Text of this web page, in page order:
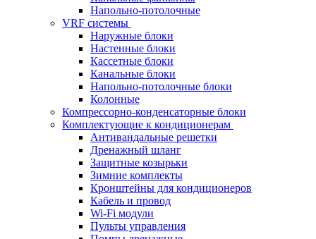
Напольно-потолочные
VRF системы
Наружные блоки
Настенные блоки
Кассетные блоки
Канальные блоки
Напольно-потолочные блоки
Колонные
Компрессорно-конденсаторные блоки
Комплектующие к кондиционерам
Антивандальные решетки
Дренажный шланг
Защитные козырьки
Зимние комплекты
Кронштейны для кондиционеров
Кабель и провод
Wi-Fi модули
Пульты управления